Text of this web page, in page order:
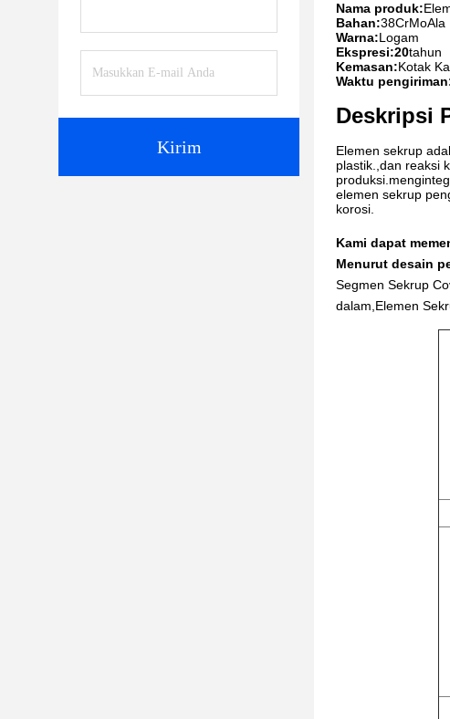
Kirim
Nama produk:
Bahan:38CrMoAla
Warna:Logam
Ekspresi:20tahun
Kemasan:Kotak
Waktu
Deskripsi
Elemen sekrup
plastik.,dan reaksi
elemen sekrup
korosi.
Kami dapat
Menurut desain
Segmen Sekrup
dalam,Elemen